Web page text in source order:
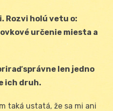
Rozvi holú vetu o:
určenie miesta a
správne len jedno
ich druh.
taká ustatá, že sa mi ani